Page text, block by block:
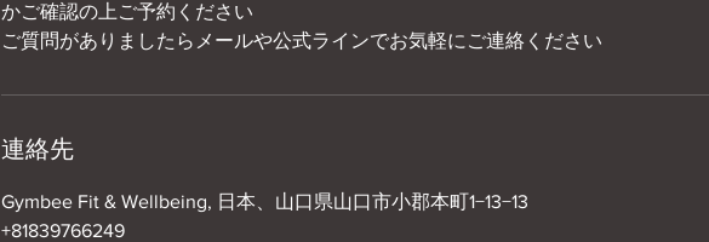
かご確認の上ご予約ください
ご質問がありましたらメールや公式ラインでお気軽にご連絡ください
連絡先
Gymbee Fit & Wellbeing, 日本、山口県山口市小郡本町1−13−13
+81839766249